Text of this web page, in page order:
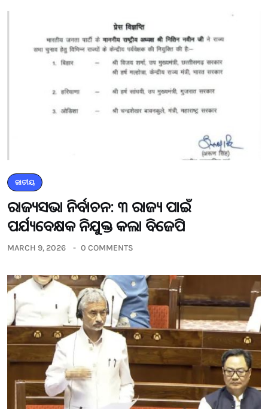
ଜାତୀୟ
ରାଜ୍ୟସଭା ନିର୍ବାଚନ: ୩ ରାଜ୍ୟ ପାଇଁ
ପର୍ଯ୍ୟବେକ୍ଷକ ନିଯୁକ୍ତ କଲା ବିଜେପି
MARCH 9, 2026 0 COMMENTS